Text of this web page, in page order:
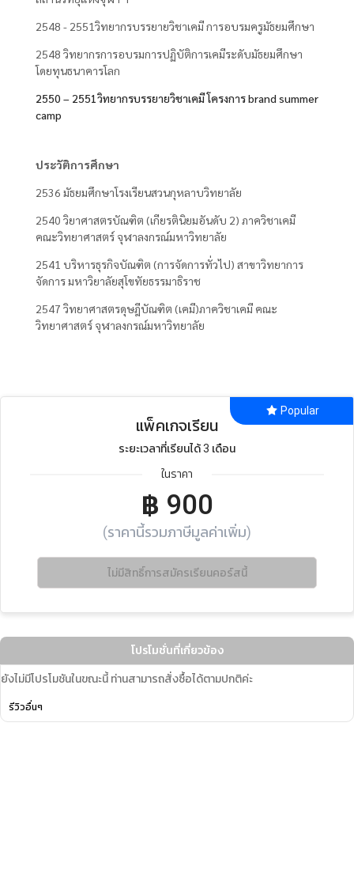
2548 - 2551วิทยากรบรรยายวิชาเคมี การอบรมครูมัธยมศึกษา
2548 วิทยากรการอบรมการปฏิบัติการเคมีระดับมัธยมศึกษา
โดยทุนธนาคารโลก
2550 – 2551วิทยากรบรรยายวิชาเคมี โครงการ brand summer
camp
ประวัติการศึกษา
2536 มัธยมศึกษาโรงเรียนสวนกุหลาบวิทยาลัย
2540 วิยาศาสตรบัณฑิต (เกียรตินิยมอันดับ 2) ภาควิชาเคมี
คณะวิทยาศาสตร์ จุฬาลงกรณ์มหาวิทยาลัย
2541 บริหารธุรกิจบัณฑิต (การจัดการทั่วไป) สาขาวิทยาการ
จัดการ มหาวิยาลัยสุโขทัยธรรมาธิราช
2547 วิทยาศาสตรดุษฎีบัณฑิต (เคมี)ภาควิชาเคมี คณะ
วิทยาศาสตร์ จุฬาลงกรณ์มหาวิทยาลัย
Popular
แพ็คเกจเรียน
ระยะเวลาที่เรียนได้ 3 เดือน
ในราคา
฿ 900
(ราคานี้รวมภาษีมูลค่าเพิ่ม)
ไม่มีสิทธิ์การสมัครเรียนคอร์สนี้
โปรโมชั่นที่เกี่ยวข้อง
ยังไม่มีโปรโมชันในขณะนี้ ท่านสามารถสั่งซื้อได้ตามปกติค่ะ
รีวิวอื่นๆ